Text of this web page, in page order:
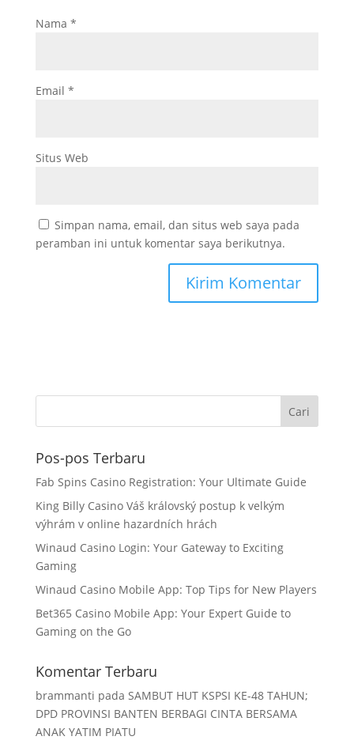
Nama *
Email *
Situs Web
Simpan nama, email, dan situs web saya pada
peramban ini untuk komentar saya berikutnya.
Pos-pos Terbaru
Fab Spins Casino Registration: Your Ultimate Guide
King Billy Casino Váš královský postup k velkým
výhrám v online hazardních hrách
Winaud Casino Login: Your Gateway to Exciting
Gaming
Winaud Casino Mobile App: Top Tips for New Players
Bet365 Casino Mobile App: Your Expert Guide to
Gaming on the Go
Komentar Terbaru
brammanti pada SAMBUT HUT KSPSI KE-48 TAHUN;
DPD PROVINSI BANTEN BERBAGI CINTA BERSAMA
ANAK YATIM PIATU